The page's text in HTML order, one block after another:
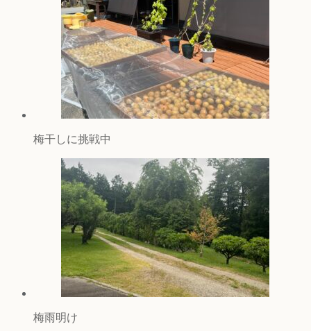
梅干しに挑戦中
梅雨明け